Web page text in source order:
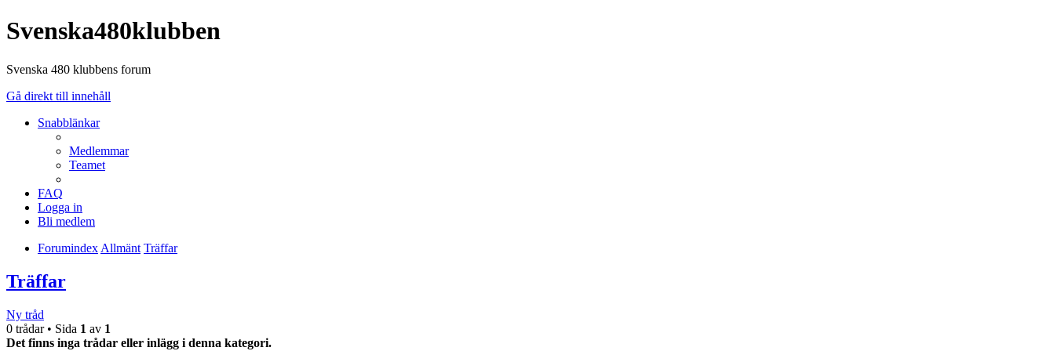
Svenska480klubben
Svenska 480 klubbens forum
Gå direkt till innehåll
Snabblänkar
Medlemmar
Teamet
FAQ
Logga in
Bli medlem
Forumindex Allmänt Träffar
Träffar
Ny tråd
0 trådar • Sida 1 av 1
Det finns inga trådar eller inlägg i denna kategori.